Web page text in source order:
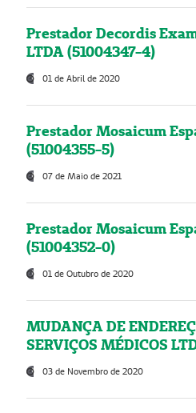
Prestador Decordis
LTDA (51004347-4)
01 de Abril de 2020
Prestador Mosaicum
(51004355-5)
07 de Maio de 2021
Prestador Mosaicum
(51004352-0)
01 de Outubro de 2020
MUDANÇA DE
SERVIÇOS MÉDICOS
03 de Novembro de 2020